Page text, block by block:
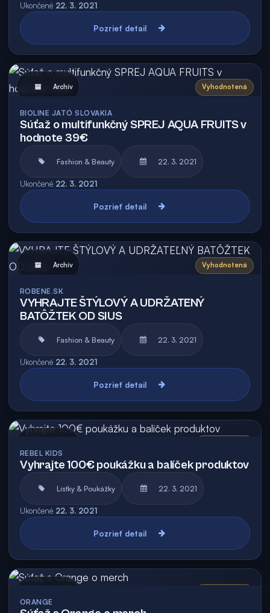
Ukončené 22. 3. 2021
Pozrieť detail
Archív Vyhodnotená
BIOLINE JATÓ SLOVAKIA
Súťaž o multifunkčný SPREJ AQUA FRUITS v
hodnote 39€
Fashion & Beauty 22. 3. 2021
Ukončené 22. 3. 2021
Pozrieť detail
Archív Vyhodnotená
ROBENE.SK
VYHRAJTE ŠTÝLOVÝ A UDRŽATEĽNÝ
BATÔŽTEK OD SIUS
Fashion & Beauty 22. 3. 2021
Ukončené 22. 3. 2021
Pozrieť detail
REBEL KIDS
Vyhrajte 100€ poukážku a balíček produktov
Lístky & Poukážky 22. 3. 2021
Ukončené 22. 3. 2021
Pozrieť detail
ORANGE